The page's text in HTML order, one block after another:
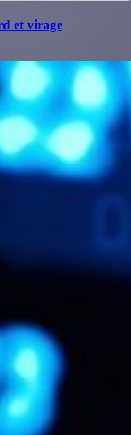
et virage